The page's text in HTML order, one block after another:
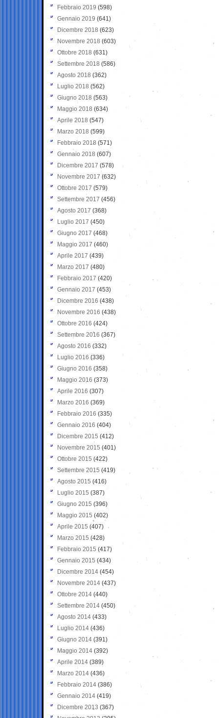
Febbraio 2019 (598)
Gennaio 2019 (641)
Dicembre 2018 (623)
Novembre 2018 (603)
Ottobre 2018 (631)
Settembre 2018 (586)
Agosto 2018 (362)
Luglio 2018 (562)
Giugno 2018 (563)
Maggio 2018 (634)
Aprile 2018 (547)
Marzo 2018 (599)
Febbraio 2018 (571)
Gennaio 2018 (607)
Dicembre 2017 (578)
Novembre 2017 (632)
Ottobre 2017 (579)
Settembre 2017 (456)
Agosto 2017 (368)
Luglio 2017 (450)
Giugno 2017 (468)
Maggio 2017 (460)
Aprile 2017 (439)
Marzo 2017 (480)
Febbraio 2017 (420)
Gennaio 2017 (453)
Dicembre 2016 (438)
Novembre 2016 (438)
Ottobre 2016 (424)
Settembre 2016 (367)
Agosto 2016 (332)
Luglio 2016 (336)
Giugno 2016 (358)
Maggio 2016 (373)
Aprile 2016 (307)
Marzo 2016 (369)
Febbraio 2016 (335)
Gennaio 2016 (404)
Dicembre 2015 (412)
Novembre 2015 (401)
Ottobre 2015 (422)
Settembre 2015 (419)
Agosto 2015 (416)
Luglio 2015 (387)
Giugno 2015 (396)
Maggio 2015 (402)
Aprile 2015 (407)
Marzo 2015 (428)
Febbraio 2015 (417)
Gennaio 2015 (434)
Dicembre 2014 (454)
Novembre 2014 (437)
Ottobre 2014 (440)
Settembre 2014 (450)
Agosto 2014 (433)
Luglio 2014 (436)
Giugno 2014 (391)
Maggio 2014 (392)
Aprile 2014 (389)
Marzo 2014 (436)
Febbraio 2014 (386)
Gennaio 2014 (419)
Dicembre 2013 (367)